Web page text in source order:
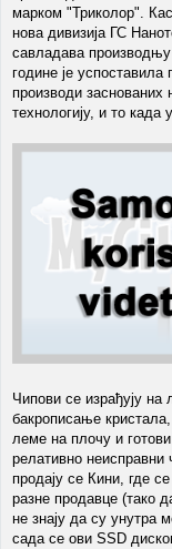
марком "Триколор".
нова дивизија ГС
савладава производњу
године је
производи заснованих
технологију, и то
Чипови се израђују
бакрописање
леме на плочу и
релативно неисправни
продају се Кини, где
разне продавце (тако
не знају да су унутра
сада се ови SSD